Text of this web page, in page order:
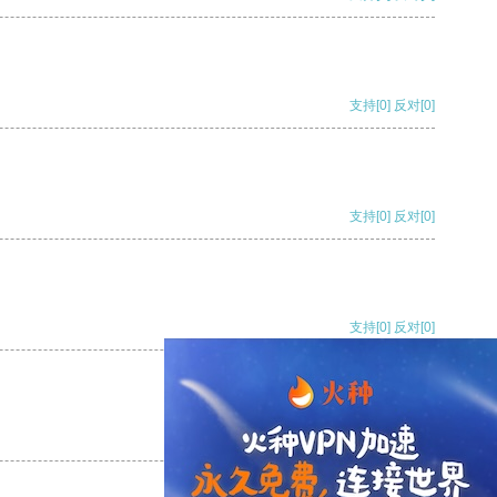
支持[0] 反对[0]
支持[0] 反对[0]
支持[0] 反对[0]
支持[0] 反对